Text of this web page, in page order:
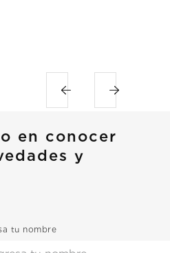
en conocer
y
tu nombre